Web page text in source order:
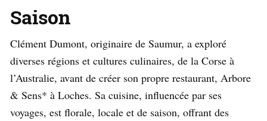
Saison
Clément Dumont, originaire de Saumur, a exploré
diverses régions et cultures culinaires, de la Corse à
l’Australie, avant de créer son propre restaurant, Arbore
& Sens* à Loches. Sa cuisine, influencée par ses
voyages, est florale, locale et de saison, offrant des